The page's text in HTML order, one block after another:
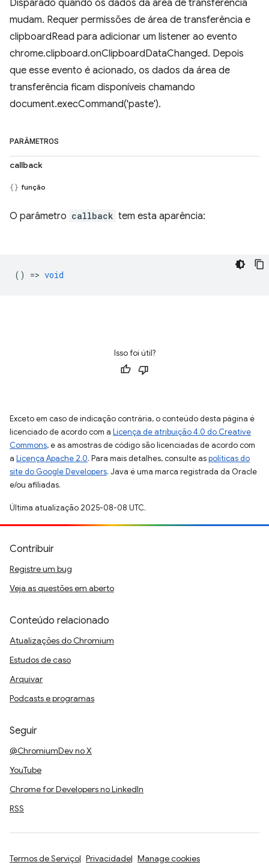
Disparado quando os dados da área de transferência
mudam. Requer permissões de área de transferência e
clipboardRead para adicionar um listener ao evento
chrome.clipboard.onClipboardDataChanged. Depois
que esse evento é acionado, os dados da área de
transferência ficam disponíveis chamando
document.execCommand('paste').
PARÂMETROS
callback
função
O parâmetro callback tem esta aparência:
() => void
Isso foi útil?
Exceto em caso de indicação contrária, o conteúdo desta página é
licenciado de acordo com a Licença de atribuição 4.0 do Creative
Commons, e as amostras de código são licenciadas de acordo com
a Licença Apache 2.0. Para mais detalhes, consulte aspolíticas do
site do Google Developers. Java é uma marca registrada da Oracle
e/ou afiliadas.
Última atualização 2025-08-08 UTC.
Contribuir
Registre um bug
Veja as questões em aberto
Conteúdo relacionado
Atualizações do Chromium
Estudos de caso
Arquivar
Podcasts e programas
Seguir
@ChromiumDev no X
YouTube
Chrome for Developers no LinkedIn
RSS
Termos de Serviço Privacidade Manage cookies